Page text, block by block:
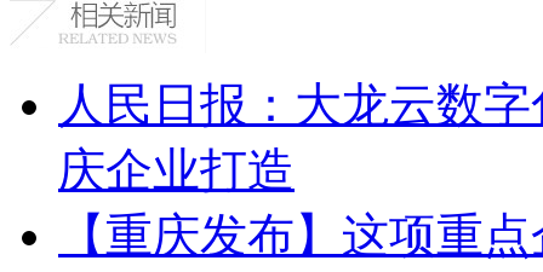
人民日报：大龙云数
庆企业打造
【重庆发布】这项重